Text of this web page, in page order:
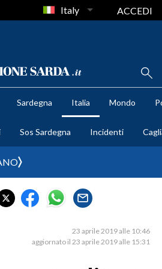
Italy ACCEDI
Sardegna Italia Mondo
Sos Sardegna Incidenti
23 aprile 2019 alle 10:46
aggiornato il 23 aprile 2019 alle 15:31